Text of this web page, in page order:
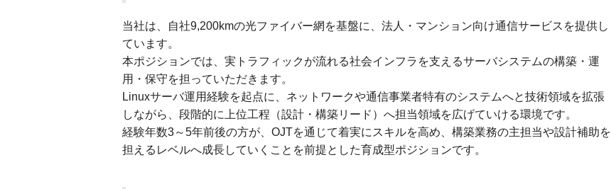
当社は、自社9,200kmの光ファイバー網を基盤に、法人・マンション向け通信サービスを提供し
ています。
本ポジションでは、実トラフィックが流れる社会インフラを支えるサーバシステムの構築・運
用・保守を担っていただきます。
Linuxサーバ運用経験を起点に、ネットワークや通信事業者特有のシステムへと技術領域を拡張
しながら、段階的に上位工程（設計・構築リード）へ担当領域を広げていける環境です。
経験年数3～5年前後の方が、OJTを通じて着実にスキルを高め、構築業務の主担当や設計補助を
担えるレベルへ成長していくことを前提とした育成型ポジションです。